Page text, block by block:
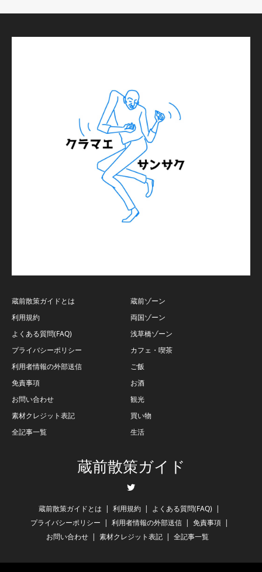
蔵前散策ガイドとは
利用規約
よくある質問(FAQ)
プライバシーポリシー
利用者情報の外部送信
免責事項
お問い合わせ
素材クレジット表記
全記事一覧
蔵前ゾーン
両国ゾーン
浅草橋ゾーン
カフェ・喫茶
ご飯
お酒
観光
買い物
生活
蔵前散策ガイド
蔵前散策ガイドとは 利用規約
よくある質問(FAQ)
プライバシーポリシー
利用者情報の外部送信
免責事項
お問い合わせ
素材クレジット表記 全記事一覧